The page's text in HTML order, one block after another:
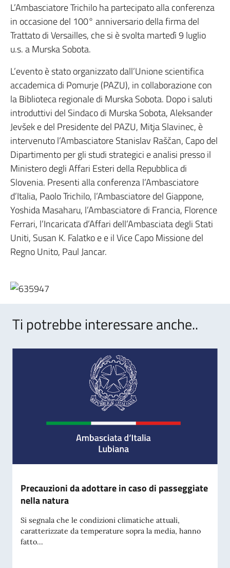
L’Ambasciatore Trichilo ha partecipato alla conferenza
in occasione del 100° anniversario della firma del
Trattato di Versailles, che si è svolta martedì 9 luglio
u.s. a Murska Sobota.
L’evento è stato organizzato dall’Unione scientifica
accademica di Pomurje (PAZU), in collaborazione con
la Biblioteca regionale di Murska Sobota. Dopo i saluti
introduttivi del Sindaco di Murska Sobota, Aleksander
Jevšek e del Presidente del PAZU, Mitja Slavinec, è
intervenuto l’Ambasciatore Stanislav Raščan, Capo del
Dipartimento per gli studi strategici e analisi presso il
Ministero degli Affari Esteri della Repubblica di
Slovenia. Presenti alla conferenza l’Ambasciatore
d’Italia, Paolo Trichilo, l’Ambasciatore del Giappone,
Yoshida Masaharu, l’Ambasciatore di Francia, Florence
Ferrari, l’Incaricata d’Affari dell’Ambasciata degli Stati
Uniti, Susan K. Falatko e e il Vice Capo Missione del
Regno Unito, Paul Jancar.
Ti potrebbe interessare anche..
Precauzioni da adottare in caso di passeggiate
nella natura
Si segnala che le condizioni climatiche attuali,
caratterizzate da temperature sopra la media, hanno
fatto...